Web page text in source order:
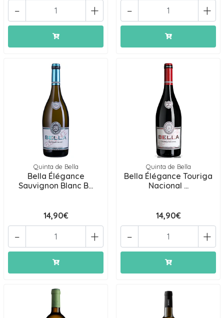
+
- +
-
Quinta de Bella
Bella Élégance
Sauvignon Blanc B...
14,90€
+
-
Quinta de Bella
Bella Élégance Touriga
Nacional ...
14,90€
+
-